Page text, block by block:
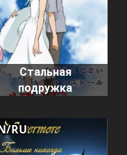
Стальная
подружка
RU